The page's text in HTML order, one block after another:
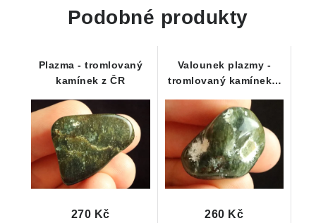
Podobné produkty
Plazma - tromlovaný
kamínek z ČR
270 Kč
Valounek plazmy -
tromlovaný kamínek z
260 Kč